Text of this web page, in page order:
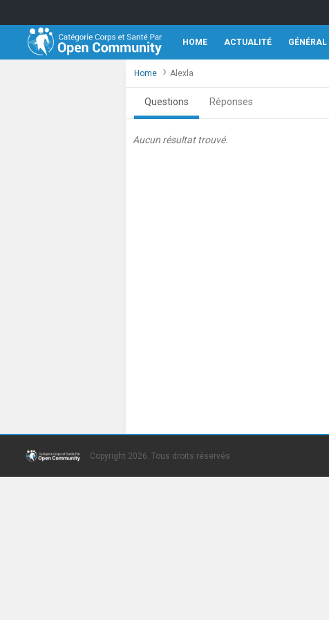
HOME ACTUALITÉ GÉNÉRAL
Home Alexla
Questions Réponses
Aucun résultat trouvé.
Copyright 2026. Tous droits réservés